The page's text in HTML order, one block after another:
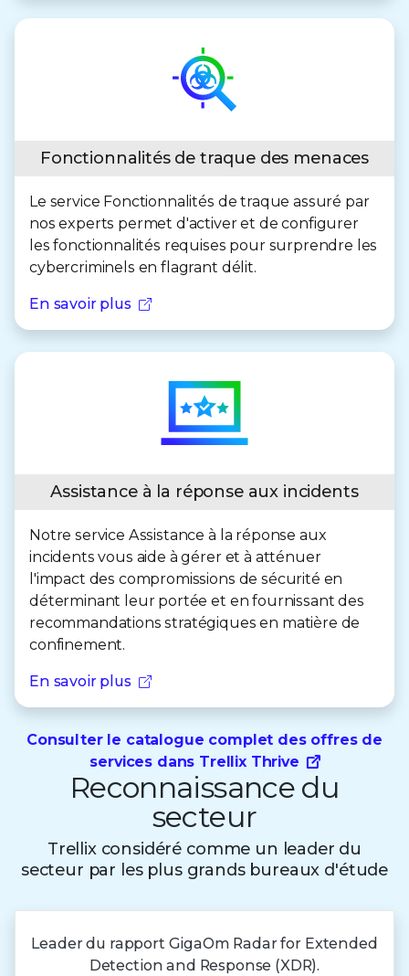
Fonctionnalités de traque des menaces
Le service Fonctionnalités de traque assuré par
nos experts permet d'activer et de configurer
les fonctionnalités requises pour surprendre les
cybercriminels en flagrant délit.
En savoir plus
Assistance à la réponse aux incidents
Notre service Assistance à la réponse aux
incidents vous aide à gérer et à atténuer
l'impact des compromissions de sécurité en
déterminant leur portée et en fournissant des
recommandations stratégiques en matière de
confinement.
En savoir plus
Consulter le catalogue complet des offres de
services dans Trellix Thrive
Reconnaissance du
secteur
Trellix considéré comme un leader du
secteur par les plus grands bureaux d'étude
Leader du rapport GigaOm Radar for Extended
Detection and Response (XDR).